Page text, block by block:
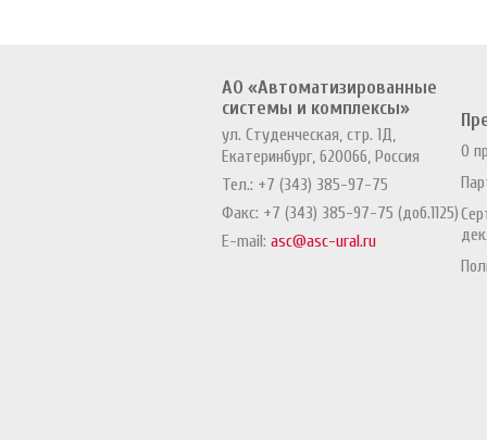
АО «Автоматизированные
системы и комплексы»
ул. Студенческая, стр. 1Д,
Екатеринбург, 620066, Россия
Тел.: +7 (343) 385-97-75
Факс: +7 (343) 385-97-75 (доб.1125)
E-mail: asc@asc-ural.ru
О